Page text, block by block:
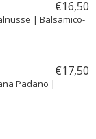
€16,50
| Balsamico-
€17,50
Padano |